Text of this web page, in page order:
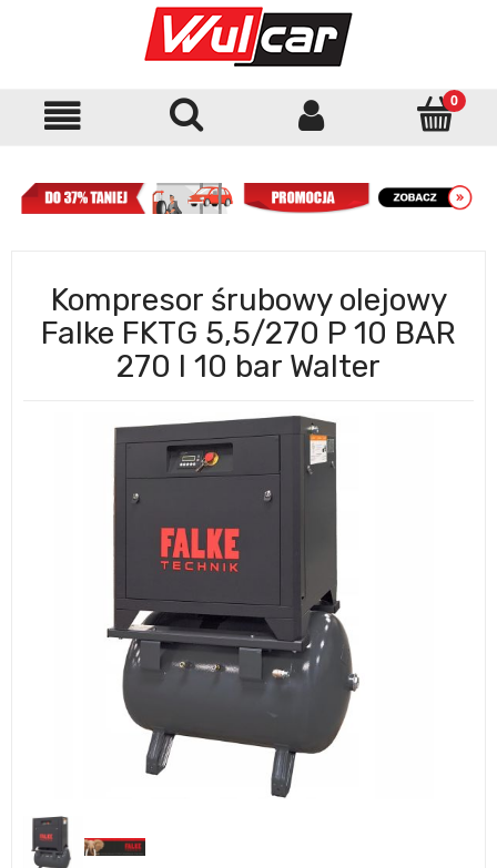
Kompresor śrubowy olejowy
Falke FKTG 5,5/270 P 10 BAR
270 l 10 bar Walter